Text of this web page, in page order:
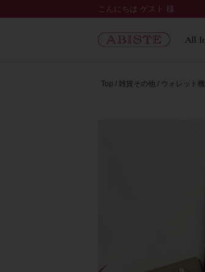
こんにちは ゲスト 様
All
Top 雑貨その他 ウォレット